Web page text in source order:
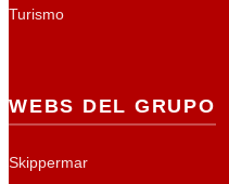
Turismo
WEBS DEL GRUPO
Skippermar